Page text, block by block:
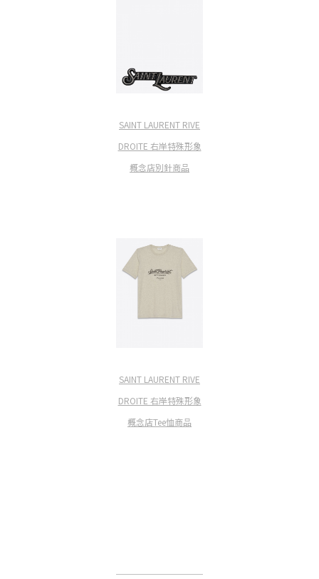
SAINT LAURENT RIVE
DROITE 右岸特殊形象
概念店別針商品
SAINT LAURENT RIVE
DROITE 右岸特殊形象
概念店Tee恤商品